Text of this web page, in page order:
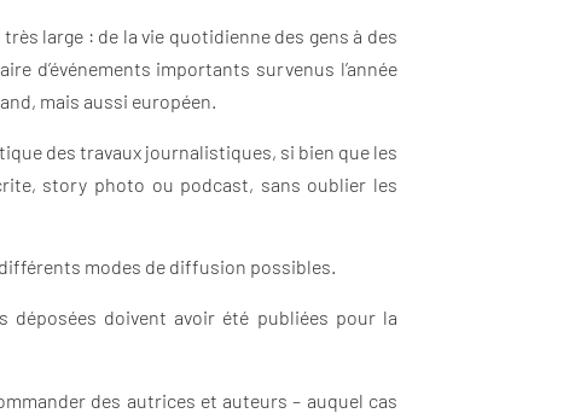
large : de la vie quotidienne des gens à des
d’événements importants survenus l’année
mais aussi européen.
des travaux journalistiques, si bien que les
story photo ou podcast, sans oublier les
modes de diffusion possibles.
déposées doivent avoir été publiées pour la
des autrices et auteurs – auquel cas